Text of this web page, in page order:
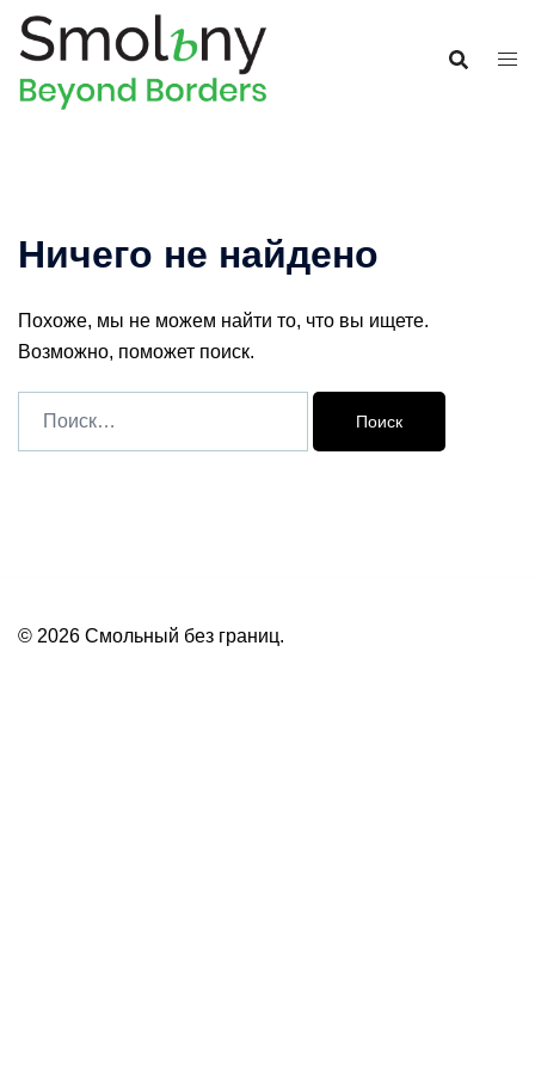
Ничего не найдено
Похоже, мы не можем найти то, что вы ищете.
Возможно, поможет поиск.
© 2026 Смольный без границ.